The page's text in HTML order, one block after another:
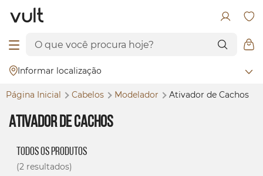
Informar localização
Página Inicial Cabelos Modelador Ativador de Cachos
Ativador de Cachos
Todos os Produtos
(2 resultados)